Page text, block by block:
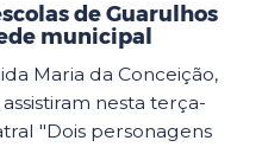
de Guarulhos
municipal
Maria da Conceição,
nesta terça-
"Dois personagens